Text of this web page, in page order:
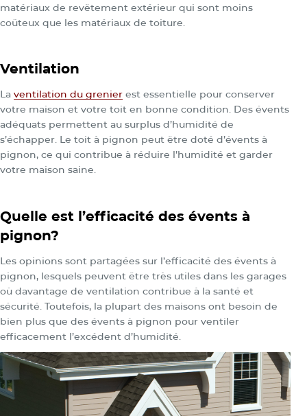
matériaux de revêtement extérieur qui sont moins
coûteux que les matériaux de toiture.
Ventilation
La ventilation du grenier est essentielle pour conserver
votre maison et votre toit en bonne condition. Des évents
adéquats permettent au surplus d’humidité de
s’échapper. Le toit à pignon peut être doté d’évents à
pignon, ce qui contribue à réduire l’humidité et garder
votre maison saine.
Quelle est l’efficacité des évents à
pignon?
Les opinions sont partagées sur l’efficacité des évents à
pignon, lesquels peuvent être très utiles dans les garages
où davantage de ventilation contribue à la santé et
sécurité. Toutefois, la plupart des maisons ont besoin de
bien plus que des évents à pignon pour ventiler
efficacement l’excédent d’humidité.